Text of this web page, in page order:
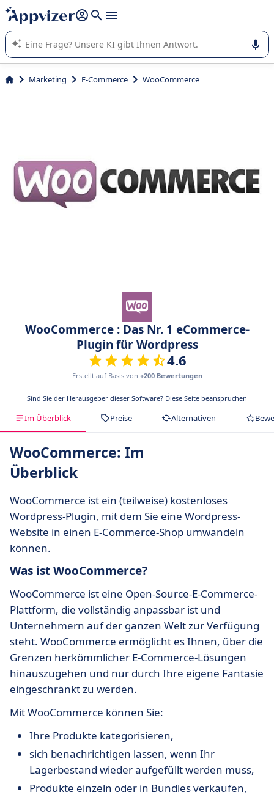
beantworten (mehrere Zeilen mit
Die KI von Appvizer führt Sie bei der Nutzung oder Auswahl
von SaaS-Software in Unternehmen.
Marketing E-Commerce WooCommerce
WooCommerce : Das Nr. 1 eCommerce-
Plugin für Wordpress
4.6
Erstellt auf Basis von +200 Bewertungen
Sind Sie der Herausgeber dieser Software? Diese Seite beanspruchen
Im Überblick Preise Alternativen
WooCommerce: Im
Überblick
WooCommerce ist ein (teilweise) kostenloses
Wordpress-Plugin, mit dem Sie eine Wordpress-
Website in einen E-Commerce-Shop umwandeln
können.
Was ist WooCommerce?
WooCommerce ist eine Open-Source-E-Commerce-
Plattform, die vollständig anpassbar ist und
Unternehmern auf der ganzen Welt zur Verfügung
steht. WooCommerce ermöglicht es Ihnen, über die
Grenzen herkömmlicher E-Commerce-Lösungen
hinauszugehen und nur durch Ihre eigene Fantasie
eingeschränkt zu werden.
Mit WooCommerce können Sie:
Ihre Produkte kategorisieren,
sich benachrichtigen lassen, wenn Ihr
Lagerbestand wieder aufgefüllt werden muss,
Produkte einzeln oder in Bundles verkaufen,